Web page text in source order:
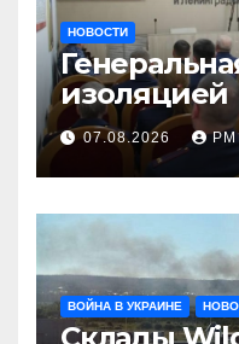
НОВОСТИ
изоляцией
07.08.2026 РМ
ВОЙНА В УКРАИНЕ